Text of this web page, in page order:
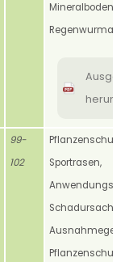
Mineralboden,
99-
102
Sportrasen,
Schadursachen,